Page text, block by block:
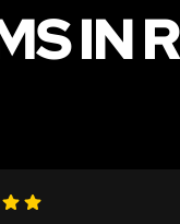
IN